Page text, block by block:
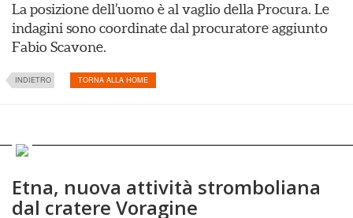
La posizione dell’uomo è al vaglio della Procura. Le
indagini sono coordinate dal procuratore aggiunto
Fabio Scavone.
INDIETRO TORNA ALLA HOME
Etna, nuova attività stromboliana
dal cratere Voragine